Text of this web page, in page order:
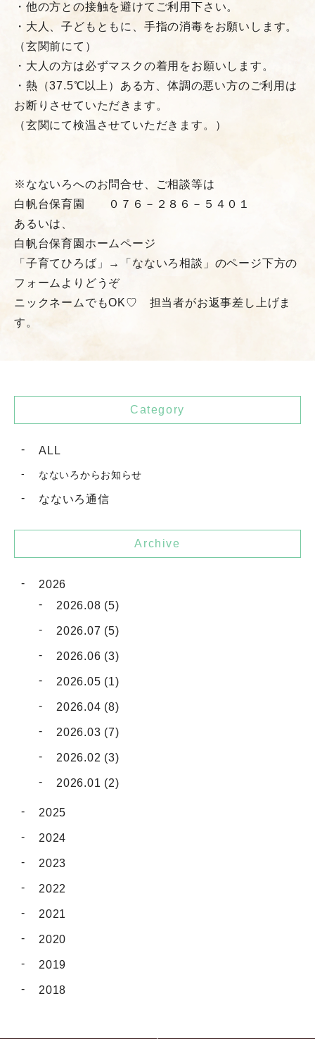
・他の方との接触を避けてご利用下さい。
・大人、子どもともに、手指の消毒をお願いします。
（玄関前にて）
・大人の方は必ずマスクの着用をお願いします。
・熱（37.5℃以上）ある方、体調の悪い方のご利用は
お断りさせていただきます。
（玄関にて検温させていただきます。）
※なないろへのお問合せ、ご相談等は
白帆台保育園 ０７６－２８６－５４０１
あるいは、
白帆台保育園ホームページ
「子育てひろば」→「なないろ相談」のページ下方の
フォームよりどうぞ
ニックネームでもOK♡ 担当者がお返事差し上げま
す。
Category
ALL
なないろからお知らせ
なないろ通信
Archive
2026
2026.08 (5)
2026.07 (5)
2026.06 (3)
2026.05 (1)
2026.04 (8)
2026.03 (7)
2026.02 (3)
2026.01 (2)
2025
2024
2023
2022
2021
2020
2019
2018